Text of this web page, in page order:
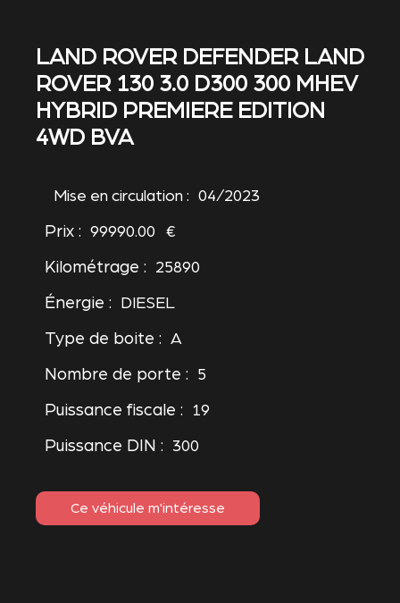
LAND ROVER DEFENDER LAND
ROVER 130 3.0 D300 300 MHEV
HYBRID PREMIERE EDITION
4WD BVA
Mise en circulation : 04/2023
Prix : 99990.00 €
Kilométrage : 25890
Énergie : DIESEL
Type de boite : A
Nombre de porte : 5
Puissance fiscale : 19
Puissance DIN : 300
Ce véhicule m'intéresse